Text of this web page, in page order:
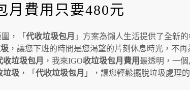
月費用只要480元
，「 代收垃圾包月 」方案為懶人生活提供了全新
，讓您下班的時間是您渴望的片刻休息時光，不
收垃圾包月 ，我來IGO收垃圾包月費用 最透明，一
垃圾 ，「 代收垃圾包月 」，讓您輕鬆擺脫垃圾處理